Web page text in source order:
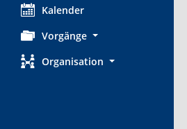
Kalender
Vorgänge
Organisation